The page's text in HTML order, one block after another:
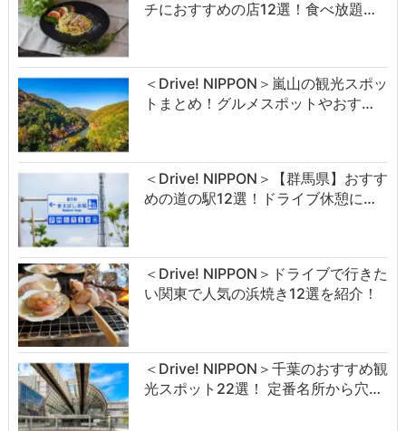
チにおすすめの店12選！食べ放題…
＜Drive! NIPPON＞嵐山の観光スポッ
トまとめ！グルメスポットやおす…
＜Drive! NIPPON＞【群馬県】おすす
めの道の駅12選！ドライブ休憩に…
＜Drive! NIPPON＞ドライブで行きた
い関東で人気の浜焼き12選を紹介！
＜Drive! NIPPON＞千葉のおすすめ観
光スポット22選！ 定番名所から穴…